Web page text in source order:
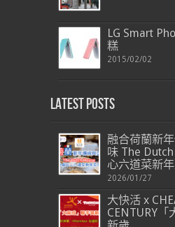
LG Smart
糕
2015/02/02
Latest Posts
融合荷蘭新
味 The
心六道菜新
2026/01/27
大快活 x
CENTURY「